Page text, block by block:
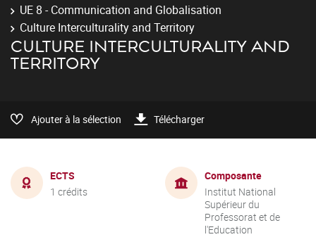
UE 8 - Communication and Globalisation
Culture Interculturality and Territory
CULTURE INTERCULTURALITY AND
TERRITORY
Ajouter à la sélection Télécharger
ECTS
1 crédits
Composante
Institut National
Supérieur du
Professorat et de
l'Education